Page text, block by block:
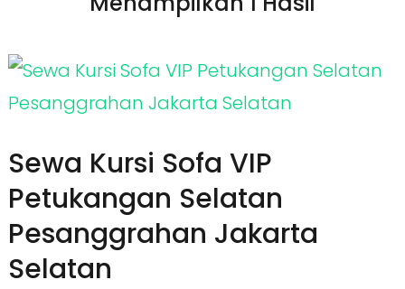
Sewa Kursi Sofa VIP
Petukangan Selatan
Pesanggrahan Jakarta
Selatan